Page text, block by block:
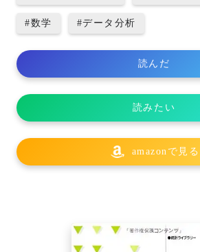
#数学 #データ分析
読んだ
読みたい
amazonで見る